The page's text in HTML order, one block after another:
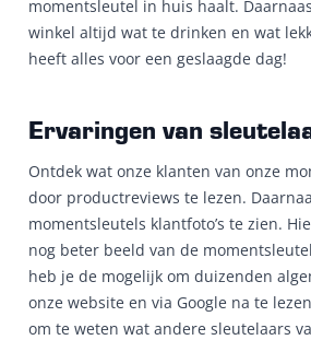
momentsleutel in huis haalt.
winkel altijd wat te drinken en wat
heeft alles voor een geslaagde dag!
Ervaringen van
Ontdek wat onze klanten van onze
door productreviews te lezen.
momentsleutels klantfoto’s te zien.
nog beter beeld van de
heb je de mogelijk om duizenden
onze website en via Google na te
om te weten wat andere sleutelaars